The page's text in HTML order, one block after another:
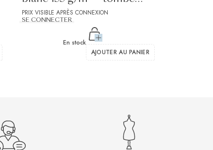
moyen et souple
PRIX VISIBLE APRÈS CONNEXION
SE CONNECTER
En stock
AJOUTER AU PANIER